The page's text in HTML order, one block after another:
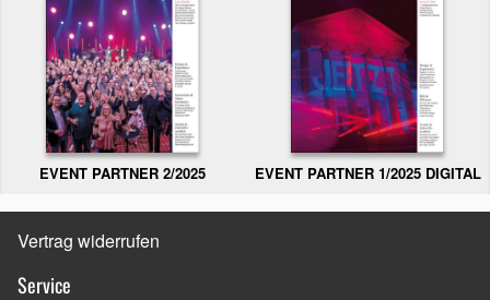
EVENT PARTNER 2/2025 EVENT PARTNER 1/2025 DIGITAL
Vertrag widerrufen
Service